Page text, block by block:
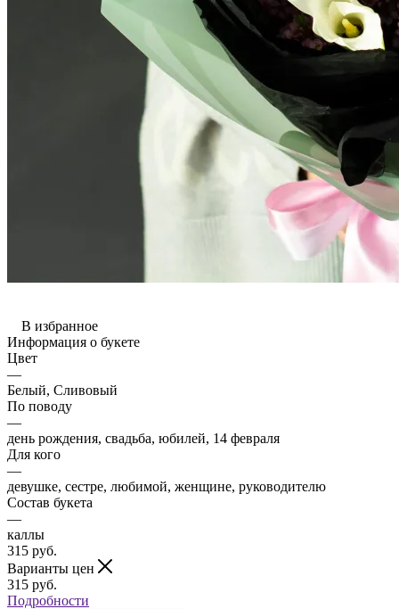
В избранное
Информация о букете
Цвет
—
Белый, Сливовый
По поводу
—
день рождения, свадьба, юбилей, 14 февраля
Для кого
—
девушке, сестре, любимой, женщине, руководителю
Состав букета
—
каллы
315 руб.
Варианты цен
315 руб.
Подробности